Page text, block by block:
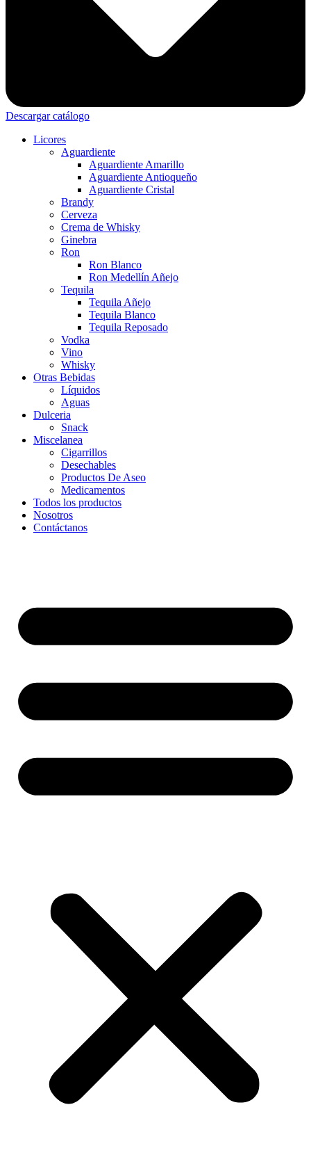
Descargar catálogo
Licores
Aguardiente
Aguardiente Amarillo
Aguardiente Antioqueño
Aguardiente Cristal
Brandy
Cerveza
Crema de Whisky
Ginebra
Ron
Ron Blanco
Ron Medellín Añejo
Tequila
Tequila Añejo
Tequila Blanco
Tequila Reposado
Vodka
Vino
Whisky
Otras Bebidas
Líquidos
Aguas
Dulceria
Snack
Miscelanea
Cigarrillos
Desechables
Productos De Aseo
Medicamentos
Todos los productos
Nosotros
Contáctanos